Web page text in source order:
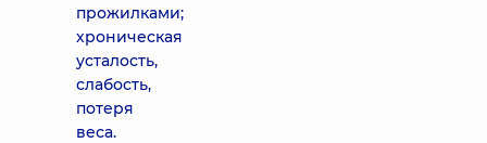
прожилками;
хроническая
усталость,
слабость,
потеря
веса.